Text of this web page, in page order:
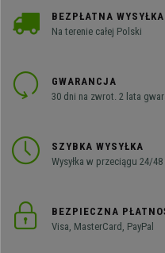
BEZPŁATNA
Na terenie całej Polski
GWARANCJA
30 dni na zwrot. 2 lata
SZYBKA WYSYŁKA
Wysyłka w przeciągu 24/
BEZPIECZNA
Visa, MasterCard, PayPal